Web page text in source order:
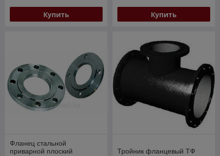
Купить Купить
Фланец стальной
приварной плоский
Тройник фланцевый ТФ